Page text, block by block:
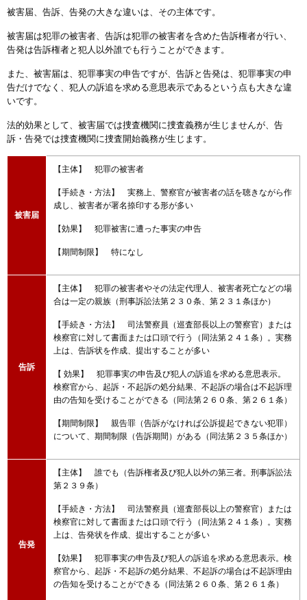
被害届、告訴、告発の大きな違いは、その主体です。
被害届は犯罪の被害者、告訴は犯罪の被害者を含めた告訴権者が行い、
告発は告訴権者と犯人以外誰でも行うことができます。
また、被害届は、犯罪事実の申告ですが、告訴と告発は、犯罪事実の申
告だけでなく、犯人の訴追を求める意思表示であるという点も大きな違
いです。
法的効果として、被害届では捜査機関に捜査義務が生じませんが、告
訴・告発では捜査機関に捜査開始義務が生じます。
被害届
【主体】 犯罪の被害者
【手続き・方法】 実務上、警察官が被害者の話を聴きながら作
成し、被害者が署名捺印する形が多い
【効果】 犯罪被害に遭った事実の申告
【期間制限】 特になし
告訴
【主体】 犯罪の被害者やその法定代理人、被害者死亡などの場
合は一定の親族（刑事訴訟法第２３０条、第２３１条ほか）
【手続き・方法】 司法警察員（巡査部長以上の警察官）または
検察官に対して書面または口頭で行う（同法第２４１条）。実務
上は、告訴状を作成、提出することが多い
【 効果】 犯罪事実の申告及び犯人の訴追を求める意思表示。
検察官から、起訴・不起訴の処分結果、不起訴の場合は不起訴理
由の告知を受けることができる（同法第２６０条、第２６１条）
【期間制限】 親告罪（告訴がなければ公訴提起できない犯罪）
について、期間制限（告訴期間）がある（同法第２３５条ほか）
告発
【主体】 誰でも（告訴権者及び犯人以外の第三者。刑事訴訟法
第２３９条）
【手続き・方法】 司法警察員（巡査部長以上の警察官）または
検察官に対して書面または口頭で行う（同法第２４１条）。実務
上は、告発状を作成、提出することが多い
【効果】 犯罪事実の申告及び犯人の訴追を求める意思表示。検
察官から、起訴・不起訴の処分結果、不起訴の場合は不起訴理由
の告知を受けることができる（同法第２６０条、第２６１条）